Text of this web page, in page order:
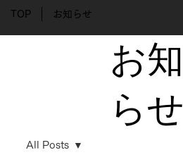
​お知
らせ
TOP お知らせ
All Posts